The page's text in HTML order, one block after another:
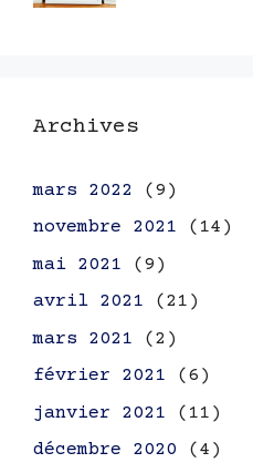
Archives
mars 2022
(9)
novembre 2021 (14)
mai 2021 (9)
avril 2021 (21)
mars 2021 (2)
février 2021 (6)
janvier 2021 (11)
décembre 2020 (4)